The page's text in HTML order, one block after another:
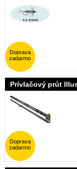
Doprava
zadarmo
Prívlačový prút
Doprava
zadarmo